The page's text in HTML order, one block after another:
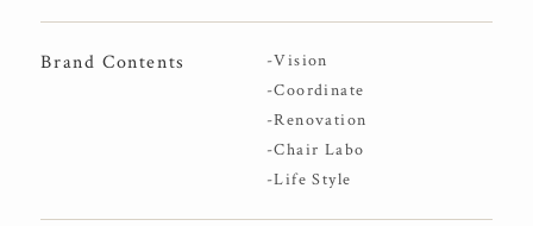
Brand Contents
-Vision
-Coordinate
-Renovation
-Chair Labo
-Life Style